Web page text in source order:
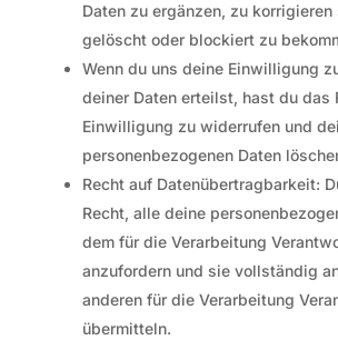
Daten zu ergänzen, zu korrigieren
gelöscht oder blockiert zu
Wenn du uns deine Einwilligung
deiner Daten erteilst, hast du das
Einwilligung zu widerrufen und
personenbezogenen Daten
Recht auf Datenübertragbarkeit:
Recht, alle deine
dem für die Verarbeitung
anzufordern und sie vollständig
anderen für die Verarbeitung
übermitteln.